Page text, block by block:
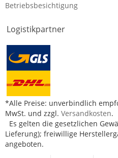
Betriebsbesichtigung
Logistikpartner
*Alle Preise: unverbindlich
MwSt. und zzgl. Versandkosten.
Es gelten die gesetzlichen
Lieferung); freiwillige
angeboten.